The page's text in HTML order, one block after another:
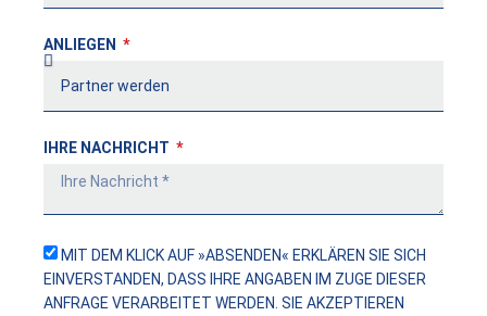
ANLIEGEN
IHRE NACHRICHT
MIT DEM KLICK AUF »ABSENDEN« ERKLÄREN SIE SICH
EINVERSTANDEN, DASS IHRE ANGABEN IM ZUGE DIESER
ANFRAGE VERARBEITET WERDEN. SIE AKZEPTIEREN